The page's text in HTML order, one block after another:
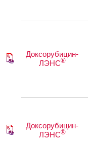
Доксорубицин-
ЛЭНС®
Доксорубицин-
ЛЭНС®